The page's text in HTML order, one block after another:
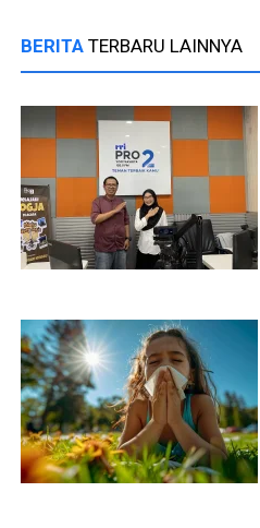
BERITA TERBARU LAINNYA